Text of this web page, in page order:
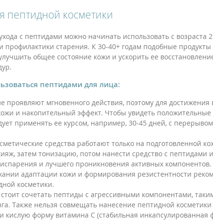
косметики
с пептидами можно начинать использовать с возраста
старения. К 30-40+ годам подобные продукты
общее состояние кожи и ускорить ее
пептидами для лица:
проявляют мгновенного действия, поэтому для
и накопительный эффект. Чтобы увидеть
применять ее курсом, например, 30-45 дней, с
средства работают только на подготовленной
затем тонизацию, потом нанести средство с пептидами
и лучшего проникновения активных компонентов.
адаптации кожи и формирования резистентности
косметики.
сочетать пептиды с агрессивными компонентами,
Также нельзя совмещать нанесение пептидной косметики
форму витамина C (стабильная инкапсулированная